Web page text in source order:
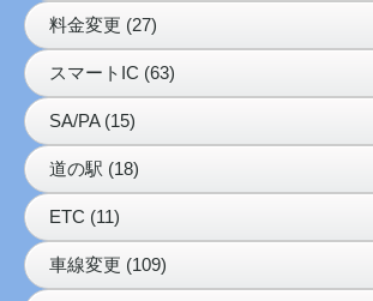
料金変更 (27)
スマートIC (63)
SA/PA (15)
道の駅 (18)
ETC (11)
車線変更 (109)